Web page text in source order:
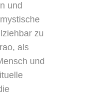
und
zu
als
und